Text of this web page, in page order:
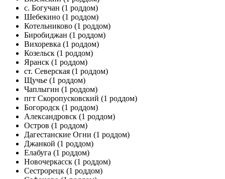
с. Богучан (1 роддом)
Шебекино (1 роддом)
Котельниково (1 роддом)
Биробиджан (1 роддом)
Вихоревка (1 роддом)
Козельск (1 роддом)
Яранск (1 роддом)
ст. Северская (1 роддом)
Щучье (1 роддом)
Чаплыгин (1 роддом)
пгт Скоропусковский (1 роддом)
Богородск (1 роддом)
Александровск (1 роддом)
Остров (1 роддом)
Дагестанские Огни (1 роддом)
Джанкой (1 роддом)
Елабуга (1 роддом)
Новочеркасск (1 роддом)
Сестрорецк (1 роддом)